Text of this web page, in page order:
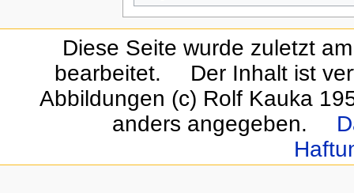
Diese Seite wurde zuletzt
bearbeitet.
Der Inhalt ist
Abbildungen (c) Rolf Kauka
anders angegeben.